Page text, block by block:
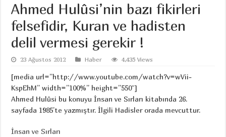
Ahmed Hulûsi’nin bazı fikirleri
felsefidir, Kuran ve hadisten
delil vermesi gerekir !
23 Ağustos 2012 Haber 4,435 Views
[media url=”http://www.youtube.com/watch?v=wVii-
KspEhM” width=”100%” height=”550″]
Ahmed Hulûsi bu konuyu İnsan ve Sırları kitabında 26.
sayfada 1985’te yazmıştır. İlgili Hadisler orada mevcuttur.
İnsan ve Sırları